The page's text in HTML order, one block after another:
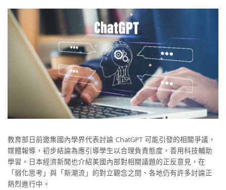
教育部日前邀集國內學界代表討論 ChatGPT 可能引發的相關爭議，
媒體報導，初步結論為應引導學生以合理負責態度，善用科技輔助
學習。日本經濟新聞也介紹美國內部對相關議題的正反意見，在
「弱化思考」與「新潮流」的對立觀念之間、各地仍有許多討論正
熱烈進行中。